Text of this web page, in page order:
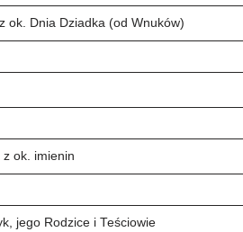
ok. Dnia Dziadka (od Wnuków)
z ok. imienin
jego Rodzice i Teściowie